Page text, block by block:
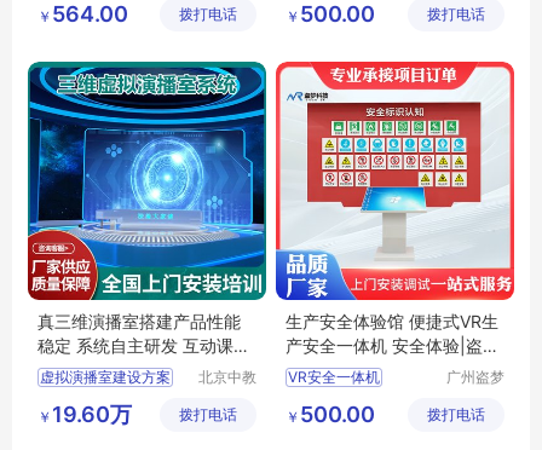
vr实训建设方案
限公司
￥ 564.00 拨打电话
安全教育体验中心
公共安全体验馆
有限公司
￥ 500.00 拨打电话
真三维演播室搭建产品性能
稳定 系统自主研发 互动课堂
教育录播
虚拟演播室建设方案
虚拟演播室技术
北京中教
有限公司
￥ 19.60万 拨打电话
生产安全体验馆 便捷式VR生
产安全一体机 安全体验|盗梦
科技
VR安全一体机
生产安全教育
广州盗梦
有限公司
￥ 500.00 拨打电话